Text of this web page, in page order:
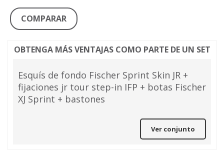
COMPARAR
OBTENGA MÁS VENTAJAS COMO PARTE DE UN SET
Esquís de fondo Fischer Sprint Skin JR +
fijaciones jr tour step-in IFP + botas Fischer
XJ Sprint + bastones
Ver conjunto